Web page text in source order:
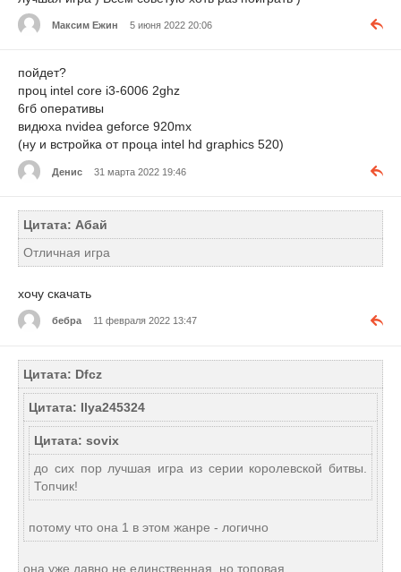
Максим Ежин 5 июня 2022 20:06
пойдет?
проц intel core i3-6006 2ghz
6гб оперативы
видюха nvidea geforce 920mx
(ну и встройка от проца intel hd graphics 520)
Денис 31 марта 2022 19:46
Цитата: Абай
Отличная игра
хочу скачать
бебра 11 февраля 2022 13:47
Цитата: Dfcz
Цитата: Ilya245324
Цитата: sovix
до сих пор лучшая игра из серии королевской битвы.
Топчик!
потому что она 1 в этом жанре - логично
она уже давно не единственная, но топовая